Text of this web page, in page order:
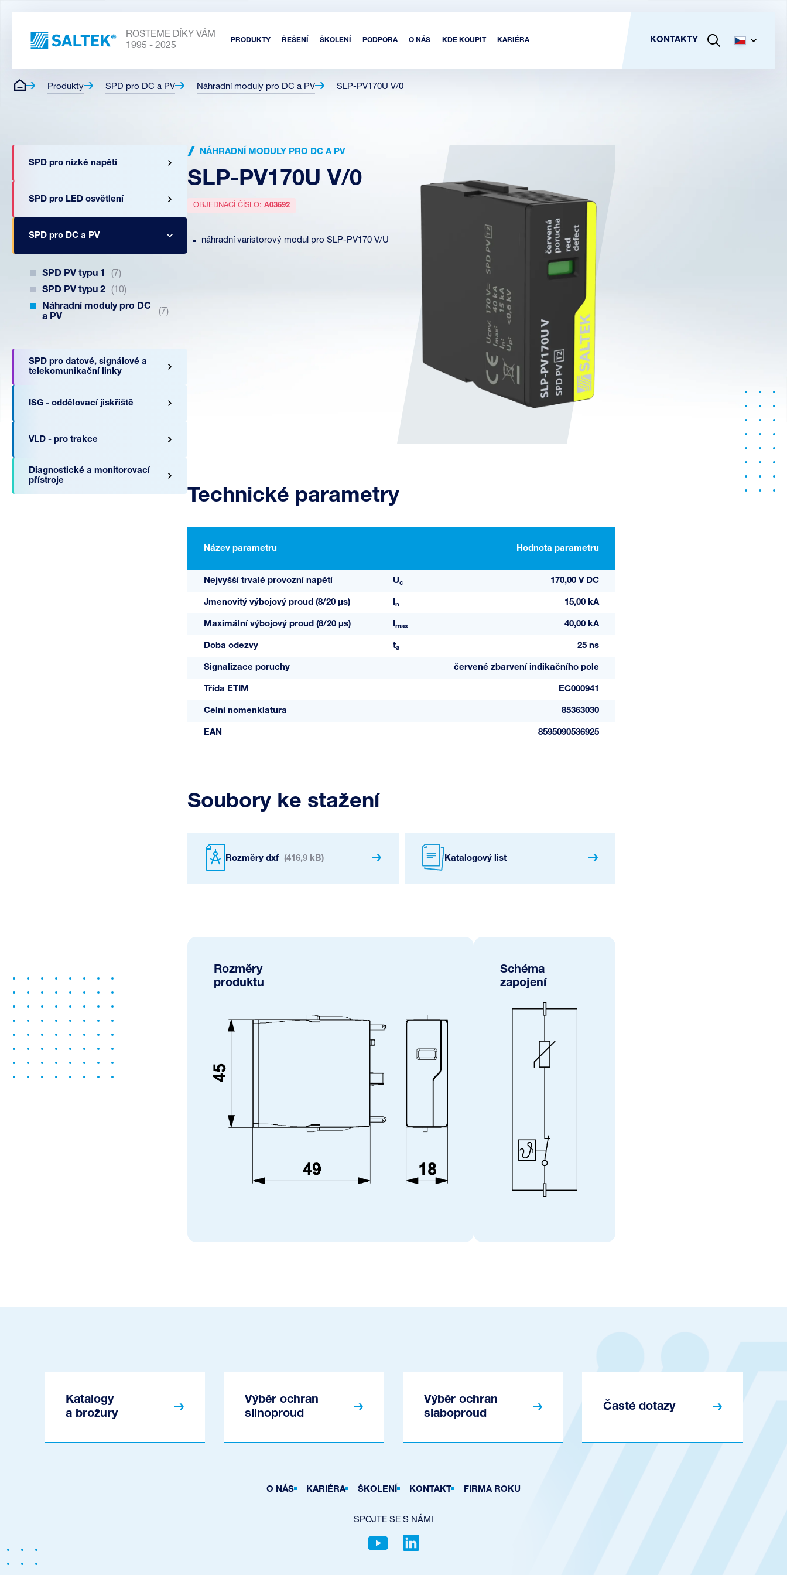
ROSTEME DÍKY VÁM
1995 - 2025
PRODUKTY ŘEŠENÍ ŠKOLENÍ PODPORA O NÁS KDE KOUPIT KARIÉRA KONTAKTY
Produkty SPD pro DC a PV Náhradní moduly pro DC a PV SLP-PV170U V/0
SPD pro nízké napětí
SPD pro LED osvětlení
SPD pro DC a PV
SPD PV typu 1
(7)
SPD PV typu 2
(10)
Náhradní moduly pro DC
a PV
(7)
SPD pro datové, signálové a
telekomunikační linky
ISG - oddělovací jiskřiště
VLD - pro trakce
Diagnostické a monitorovací
přístroje
NÁHRADNÍ MODULY PRO DC A PV
SLP-PV170U V/0
OBJEDNACÍ ČÍSLO: A03692
náhradní varistorový modul pro SLP-PV170 V/U
Technické parametry
Název parametru Hodnota parametru
Nejvyšší trvalé provozní napětí Uc 170,00 V DC
Jmenovitý výbojový proud (8/20 µs) In 15,00 kA
Maximální výbojový proud (8/20 µs) Imax 40,00 kA
Doba odezvy ta 25 ns
Signalizace poruchy červené zbarvení indikačního pole
Třída ETIM EC000941
Celní nomenklatura 85363030
EAN 8595090536925
Soubory ke stažení
Rozměry dxf (416,9 kB) Katalogový list
Rozměry
produktu
Schéma
zapojení
Katalogy
a brožury
Výběr ochran
silnoproud
Výběr ochran
slaboproud
Časté dotazy
O NÁS KARIÉRA ŠKOLENÍ KONTAKT FIRMA ROKU
SPOJTE SE S NÁMI